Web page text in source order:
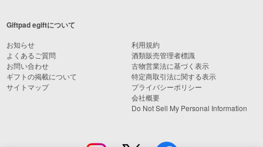
Giftpad egiftについて
お知らせ
よくあるご質問
お問い合わせ
ギフトの掲載について
サイトマップ
利用規約
酒類販売管理者標識
古物営業法に基づく表示
特定商取引法に関する表示
プライバシーポリシー
会社概要
Do Not Sell My Personal Information